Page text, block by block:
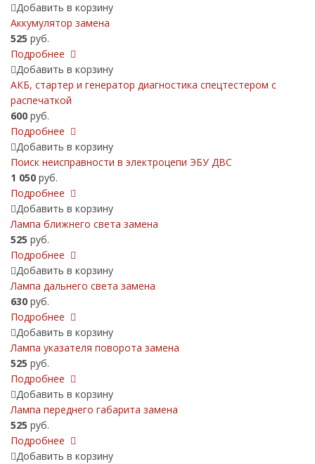
Добавить в корзину
Аккумулятор замена
525 руб.
Подробнее
Добавить в корзину
АКБ, cтартер и генератор диагностика спецтестером с
распечаткой
600 руб.
Подробнее
Добавить в корзину
Поиск неисправности в электроцепи ЭБУ ДВС
1 050 руб.
Подробнее
Добавить в корзину
Лампа ближнего света замена
525 руб.
Подробнее
Добавить в корзину
Лампа дальнего света замена
630 руб.
Подробнее
Добавить в корзину
Лампа указателя поворота замена
525 руб.
Подробнее
Добавить в корзину
Лампа переднего габарита замена
525 руб.
Подробнее
Добавить в корзину